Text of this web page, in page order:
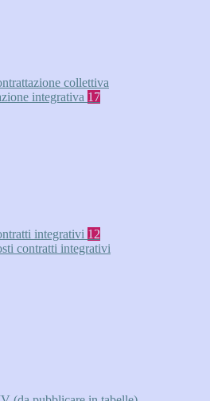
collettiva
integrativa 17
integrativi 12
contratti integrativi